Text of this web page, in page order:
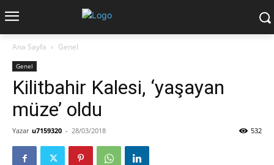
Ana Sayfa Genel
Genel
Kilitbahir Kalesi, ‘yaşayan
müze’ oldu
Yazar u7159320 - 28/03/2018 532